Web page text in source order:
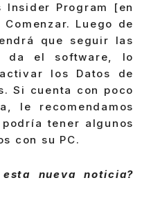
Insider Program [en
Luego de
que seguir las
da el software, lo
los Datos de
Si cuenta con poco
le recomendamos
tener algunos
con su PC.
nueva noticia?